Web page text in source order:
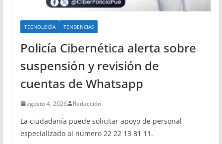
TECNOLOGÍA TENDENCIAS
Policía Cibernética alerta sobre
suspensión y revisión de
cuentas de Whatsapp
agosto 4, 2026 Redacción
La ciudadanía puede solicitar apoyo de personal
especializado al número 22 22 13 81 11.